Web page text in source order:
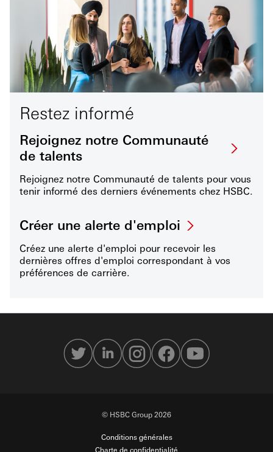
Restez informé
Rejoignez notre Communauté
de talents
Rejoignez notre Communauté de talents pour vous
tenir informé des derniers événements chez HSBC.
Créer une alerte d'emploi
Créez une alerte d'emploi pour recevoir les
dernières offres d'emploi correspondant à vos
préférences de carrière.
© HSBC Group 2026
Conditions générales
Charte de confidentialité